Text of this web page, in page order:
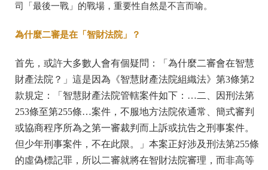
司「最後一戰」的戰場，重要性自然是不言而喻。
為什麼二審是在「智財法院」？
首先，或許大多數人會有個疑問：「為什麼二審會在智慧
財產法院？」這是因為《智慧財產法院組織法》第3條第2
款規定：「智慧財產法院管轄案件如下：…二、因刑法第
253條至第255條…案件，不服地方法院依通常、簡式審判
或協商程序所為之第一審裁判而上訴或抗告之刑事案件。
但少年刑事案件，不在此限。」本案正好涉及刑法第255條
的虛偽標記罪，所以二審就將在智財法院審理，而非高等